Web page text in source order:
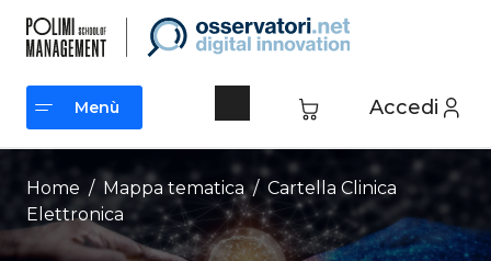
contenuto
Accedi
Menù
Menù
Home / Mappa tematica / Cartella Clinica
Elettronica